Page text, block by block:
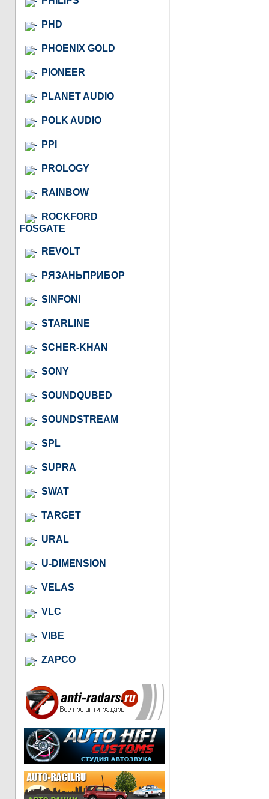
PHD
PHOENIX GOLD
PIONEER
PLANET AUDIO
POLK AUDIO
PPI
PROLOGY
RAINBOW
ROCKFORD
FOSGATE
REVOLT
РЯЗАНЬПРИБОР
SINFONI
STARLINE
SCHER-KHAN
SONY
SOUNDQUBED
SOUNDSTREAM
SPL
SUPRA
SWAT
TARGET
URAL
U-DIMENSION
VELAS
VLC
VIBE
ZAPCO